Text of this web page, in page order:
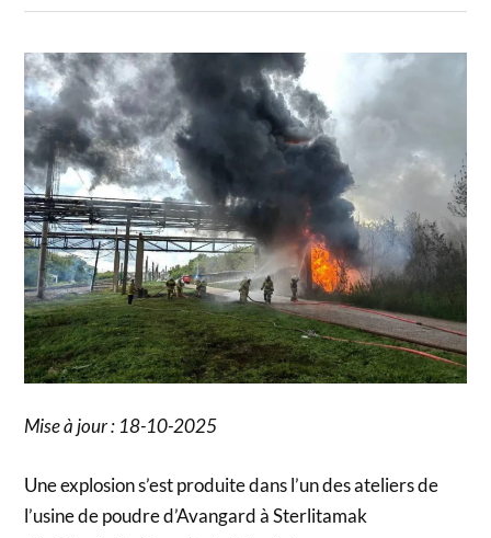
Mise à jour : 18-10-2025
Une explosion s’est produite dans l’un des ateliers de
l’usine de poudre d’Avangard à Sterlitamak